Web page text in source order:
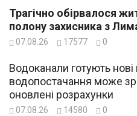
Трагічно обірвалося
полону захисника з
07.08.26 17577 0
Водоканали готують нові
водопостачання може
оновлені розрахунки
07.08.26 14580 0